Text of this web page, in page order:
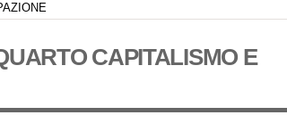
CAPITALISMO E